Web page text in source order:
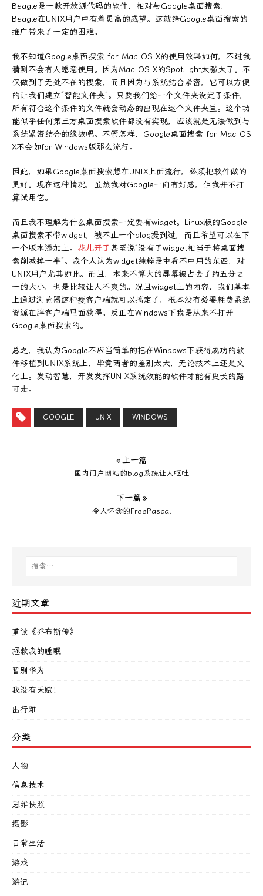
Beagle是一款开放源代码的软件，相对与Google桌面搜索，
Beagle在UNIX用户中有着更高的威望。这就给Google桌面搜索的
推广带来了一定的困难。
我不知道Google桌面搜索 for Mac OS X的使用效果如何，不过我
猜测不会有人愿意使用。因为Mac OS X的SpotLight太强大了。不
仅做到了无处不在的搜索，而且因为与系统结合紧密，它可以方便
的让我们建立“智能文件夹”。只要我们给一个文件夹设定了条件，
所有符合这个条件的文件就会动态的出现在这个文件夹里。这个功
能似乎任何第三方桌面搜索软件都没有实现，应该就是无法做到与
系统紧密结合的缘故吧。不管怎样，Google桌面搜索 for Mac OS
X不会如for Windows版那么流行。
因此，如果Google桌面搜索想在UNIX上面流行，必须把软件做的
更好。现在这种情况，虽然我对Google一向有好感，但我并不打
算试用它。
而且我不理解为什么桌面搜索一定要有widget。Linux版的Google
桌面搜索不带widget，被不止一个blog提到过，而且希望可以在下
一个版本添加上。 花儿开了 甚至说“没有了widget相当于将桌面搜
索削减掉一半”。我个人认为widget纯粹是中看不中用的东西，对
UNIX用户尤其如此。而且，本来不算大的屏幕被占去了约五分之
一的大小，也是比较让人不爽的。况且widget上的内容，我们基本
上通过浏览器这种瘦客户端就可以搞定了，根本没有必要耗费系统
资源在胖客户端里面获得。反正在Windows下我是从来不打开
Google桌面搜索的。
总之，我认为Google不应当简单的把在Windows下获得成功的软
件移植到UNIX系统上，毕竟两者的差别太大，无论技术上还是文
化上。发动智慧，开发发挥UNIX系统效能的软件才能有更长的路
可走。
GOOGLE UNIX WINDOWS
« 上一篇
国内门户网站的blog系统让人呕吐
下一篇 »
令人怀念的FreePascal
近期文章
重读《乔布斯传》
拯救我的睡眠
暂别华为
我没有天赋！
出行难
分类
人物
信息技术
思维快照
摄影
日常生活
游戏
游记